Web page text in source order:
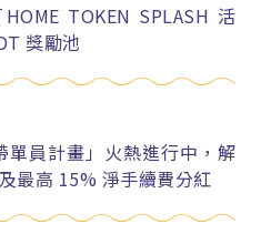
TOKEN SPLASH 活
獎勵池
單員計畫」火熱進行中，解
最高 15% 淨手續費分紅